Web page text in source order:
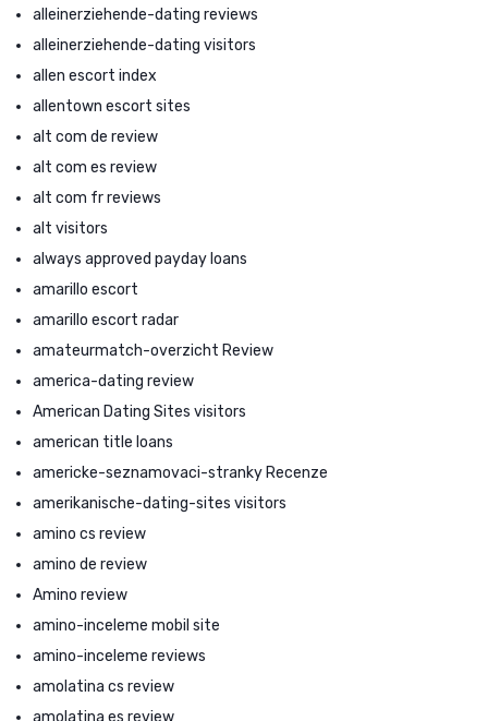
alleinerziehende-dating reviews
alleinerziehende-dating visitors
allen escort index
allentown escort sites
alt com de review
alt com es review
alt com fr reviews
alt visitors
always approved payday loans
amarillo escort
amarillo escort radar
amateurmatch-overzicht Review
america-dating review
American Dating Sites visitors
american title loans
americke-seznamovaci-stranky Recenze
amerikanische-dating-sites visitors
amino cs review
amino de review
Amino review
amino-inceleme mobil site
amino-inceleme reviews
amolatina cs review
amolatina es review